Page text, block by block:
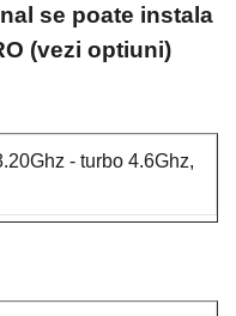
se poate instala
(vezi optiuni)
- turbo 4.6Ghz,